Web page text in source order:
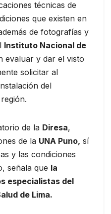
técnicas de
que existen en
de fotografías y
Instituto Nacional de
evaluar y dar el visto
solicitar al
del
de la Diresa,
de la UNA Puno, sí
y las condiciones
señala que la
especialistas del
de Lima.